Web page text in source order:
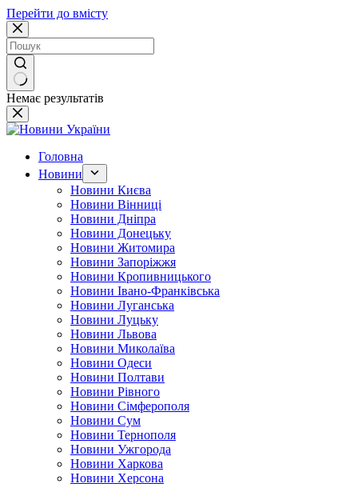
Перейти до вмісту
Немає результатів
Головна
Новини
Новини Києва
Новини Вінниці
Новини Дніпра
Новини Донецьку
Новини Житомира
Новини Запоріжжя
Новини Кропивницького
Новини Івано-Франківська
Новини Луганська
Новини Луцьку
Новини Львова
Новини Миколаїва
Новини Одеси
Новини Полтави
Новини Рівного
Новини Сімферополя
Новини Сум
Новини Тернополя
Новини Ужгорода
Новини Харкова
Новини Херсона